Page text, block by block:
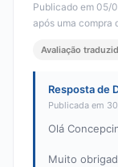
Publicado em 05/
após uma compra
Avaliação
Resposta de
Publicada em
Olá
Muito